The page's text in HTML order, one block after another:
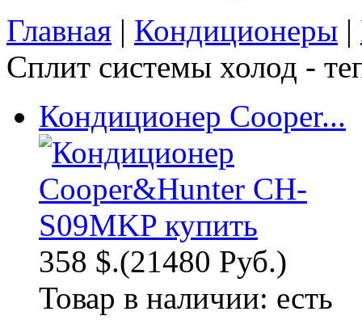
Главная | Кондиционеры |
Сплит системы холод -
Кондиционер Cooper...
358 $.(21480 Руб.)
Товар в наличии: есть